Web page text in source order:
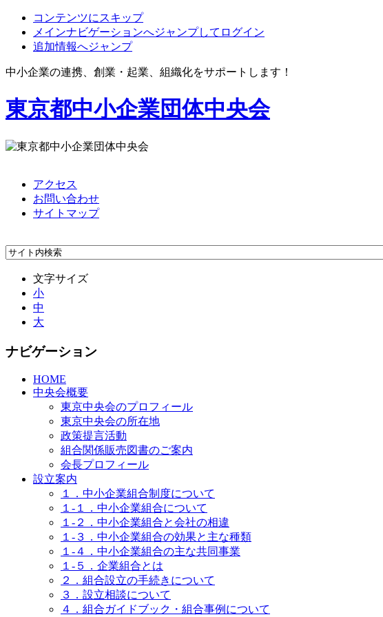
コンテンツにスキップ
メインナビゲーションへジャンプしてログイン
追加情報へジャンプ
中小企業の連携、創業・起業、組織化をサポートします！
東京都中小企業団体中央会
アクセス
お問い合わせ
サイトマップ
文字サイズ
小
中
大
ナビゲーション
HOME
中央会概要
東京中央会のプロフィール
東京中央会の所在地
政策提言活動
組合関係販売図書のご案内
会長プロフィール
設立案内
１．中小企業組合制度について
１-１．中小企業組合について
１-２．中小企業組合と会社の相違
１-３．中小企業組合の効果と主な種類
１-４．中小企業組合の主な共同事業
１-５．企業組合とは
２．組合設立の手続きについて
３．設立相談について
４．組合ガイドブック・組合事例について